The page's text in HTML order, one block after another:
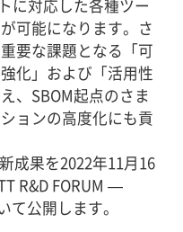
に対応した各種ツー
可能になります。さ
要な課題となる「可
化」および「活用性
、SBOM起点のさま
ョンの高度化にも貢
成果を2022年11月16
R&D FORUM —
て公開します。